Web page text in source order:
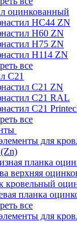
оцинкованный
НС44 ZN
Н60 ZN
Н75 ZN
Н114 ZN
все
C21
С21 ZN
С21 RAL
С21
все
для
планка
верхняя
кровельный
планка
все
для